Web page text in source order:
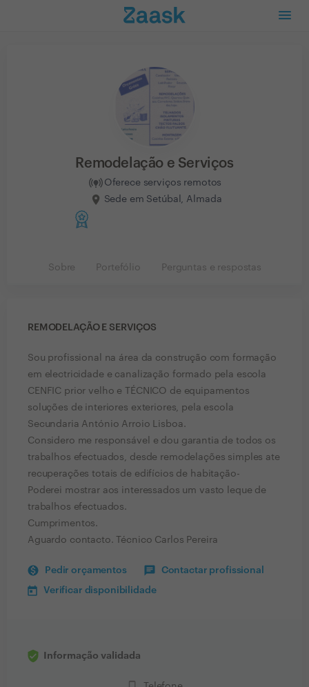
Remodelação e Serviços
Oferece serviços remotos
Sede em Setúbal, Almada
Sobre Portefólio Perguntas e respostas
REMODELAÇÃO E SERVIÇOS
Sou profissional na área da construção com formação
em electricidade e canalização formado pela escola
CENFIC prior velho e TÉCNICO de equipamentos
soluções de interiores exteriores, pela escola
Secundaria António Arroio Lisboa.
Considero me responsável e dou garantia de todos os
trabalhos efectuados, desde remodelações simples ate
recuperações totais de edifícios de habitação-
Poderei mostrar aos interessados um vasto leque de
trabalhos efectuados.
Cumprimentos.
Aguardo contacto. Técnico Carlos Pereira
Pedir orçamentos Contactar profissional
Verificar disponibilidade
Informação validada